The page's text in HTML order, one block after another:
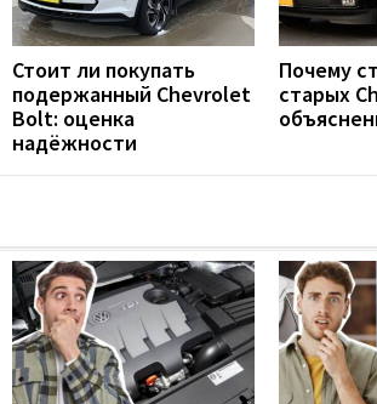
Стоит ли покупать
подержанный Chevrolet
Bolt: оценка
надёжности
Почему
старых